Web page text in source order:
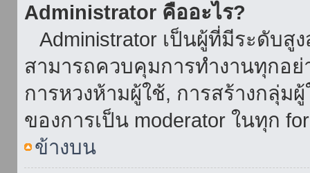
Administrator คืออะไร?
Administrator เป็นผู้ที่มีระดับ
สามารถควบคุมการทำงานทุกอ
การหวงห้ามผู้ใช้, การสร้างกลุ่ม
ของการเป็น moderator ในทุก
ข้างบน